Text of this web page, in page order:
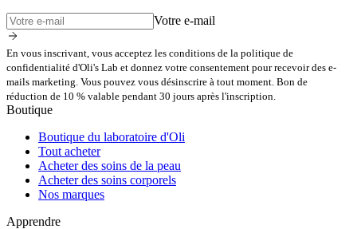
Votre e-mail
En vous inscrivant, vous acceptez les conditions de la politique de
confidentialité d'Oli's Lab et donnez votre consentement pour recevoir des e-
mails marketing. Vous pouvez vous désinscrire à tout moment. Bon de
réduction de 10 % valable pendant 30 jours après l'inscription.
Boutique
Boutique du laboratoire d'Oli
Tout acheter
Acheter des soins de la peau
Acheter des soins corporels
Nos marques
Apprendre